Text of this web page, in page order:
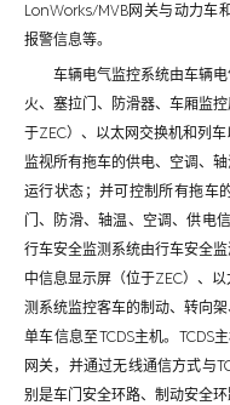
LonWorks/MVB网关与动力车
报警信息等。
车辆电气监控系统由车辆
火、塞拉门、防滑器、车厢监
于ZEC）、以太网交换机和列
监视所有拖车的供电、空调、
运行状态；并可控制所有拖车
门、防滑、轴温、空调、供电
行车安全监测系统由行车安全
中信息显示屏（位于ZEC）、
测系统监控客车的制动、转向
单车信息至TCDS主机。TCDS
网关，并通过无线通信方式与
别是车门安全环路、制动安全